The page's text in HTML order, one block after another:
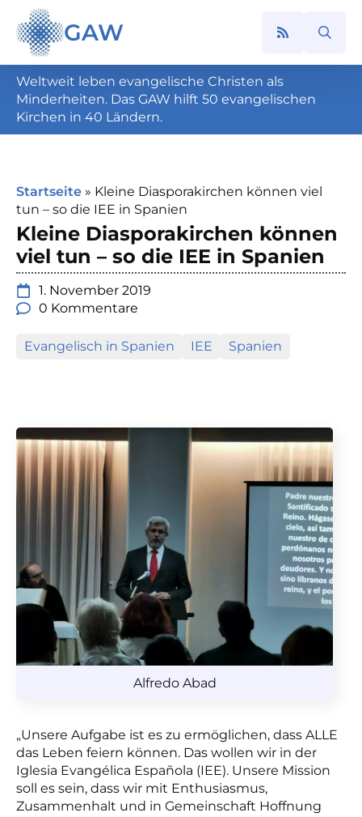
GAW
Search
Weltweit leben evangelische Christen als
Minderheiten. Das GAW hilft 50 evangelischen
Kirchen in 40 Ländern.
Startseite » Kleine Diasporakirchen können viel
tun – so die IEE in Spanien
Kleine Diasporakirchen können
viel tun – so die IEE in Spanien
1. November 2019
0 Kommentare
Evangelisch in Spanien IEE Spanien
Alfredo Abad
„Unsere Aufgabe ist es zu ermöglichen, dass ALLE
das Leben feiern können. Das wollen wir in der
Iglesia Evangélica Española (IEE). Unsere Mission
soll es sein, dass wir mit Enthusiasmus,
Zusammenhalt und in Gemeinschaft Hoffnung